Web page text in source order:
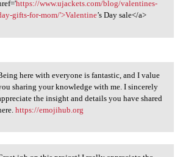
https://www.ujackets.com/blog/valentines-
gifts-for-mom/'>Valentine’s Day sale</a>
here with everyone is
here with everyone is fantastic, and I value
sharing your knowledge with me. I sincerely
the insight and details you have shared
https://emojihub.org